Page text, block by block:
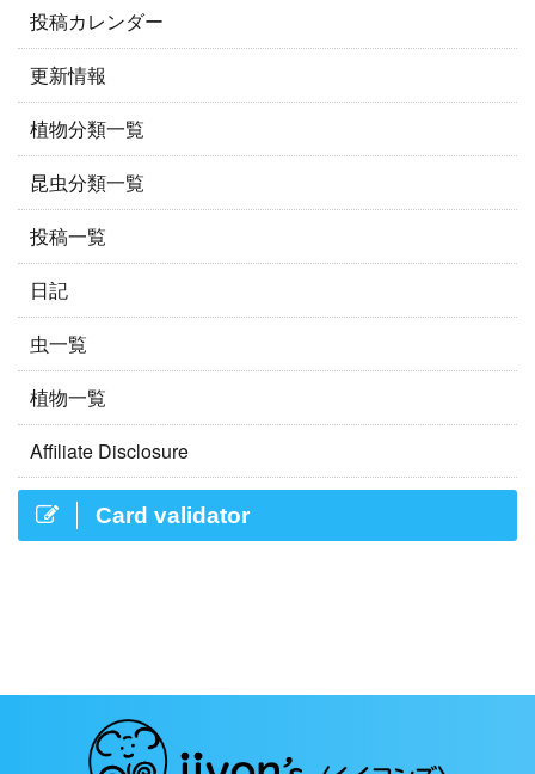
投稿カレンダー
更新情報
植物分類一覧
昆虫分類一覧
投稿一覧
日記
虫一覧
植物一覧
Affiliate Disclosure
Card validator